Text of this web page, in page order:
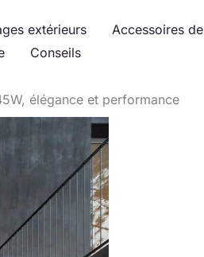
extérieurs
Accessoires
Conseils
élégance et performance